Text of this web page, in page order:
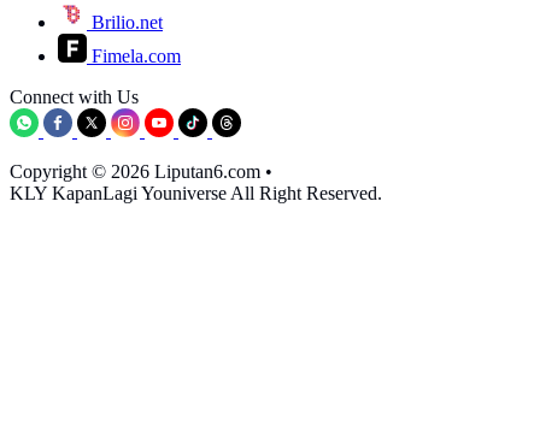
Brilio.net
Fimela.com
Connect with Us
Copyright © 2026 Liputan6.com •
KLY KapanLagi Youniverse All Right Reserved.